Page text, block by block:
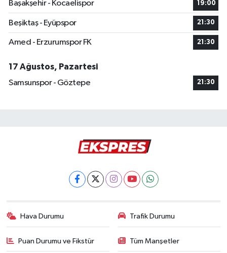
Başakşehir - Kocaelispor
19:00
Beşiktaş - Eyüpspor 21:30
Amed - Erzurumspor FK 21:30
17 Ağustos, Pazartesi
Samsunspor - Göztepe
21:30
Hava Durumu Trafik Durumu
Puan Durumu ve Fikstür Tüm Manşetler